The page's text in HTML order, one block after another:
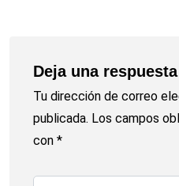
Deja una respuesta
Tu dirección de correo
publicada. Los campos
con *